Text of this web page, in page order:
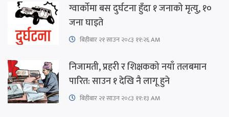
ग्वार्कोमा बस दुर्घटना हुँदा १ जनाको मृत्यु, १०
जना घाइते
बिहीबार २१ साउन २०८३ ११:२६ AM
निजामती, प्रहरी र शिक्षकको नयाँ तलबमान
पारित: साउन १ देखि नै लागू हुने
बिहीबार २१ साउन २०८३ ११:१३ AM